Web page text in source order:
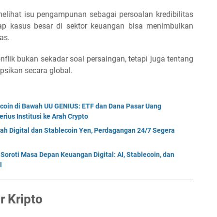
isu pengampunan sebagai persoalan kredibilitas
kasus besar di sektor keuangan bisa menimbulkan
bukan sekadar soal persaingan, tetapi juga tentang
secara global.
di Bawah UU GENIUS: ETF dan Dana Pasar Uang
Institusi ke Arah Crypto
Digital dan Stablecoin Yen, Perdagangan 24/7 Segera
Masa Depan Keuangan Digital: AI, Stablecoin, dan
Kripto